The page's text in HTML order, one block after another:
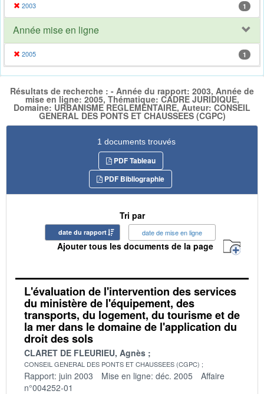
2003 1
Année mise en ligne
2005 1
Résultats de recherche : - Année du rapport: 2003, Année de
mise en ligne: 2005, Thématique: CADRE JURIDIQUE,
Domaine: URBANISME REGLEMENTAIRE, Auteur: CONSEIL
GENERAL DES PONTS ET CHAUSSEES (CGPC)
1 documents trouvés
PDF Tableau
PDF Bibliographie
Tri par
date du rapport date de mise en ligne
Ajouter tous les documents de la page
L'évaluation de l'intervention des services
du ministère de l'équipement, des
transports, du logement, du tourisme et de
la mer dans le domaine de l'application du
droit des sols
CLARET DE FLEURIEU, Agnès
CONSEIL GENERAL DES PONTS ET CHAUSSEES (CGPC)
Rapport: juin 2003 Mise en ligne: déc. 2005
Affaire
n°004252-01